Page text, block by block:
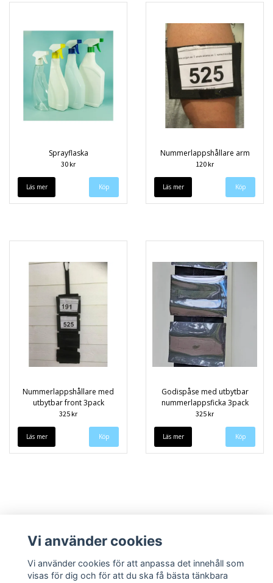
Sprayflaska
30 kr
Läs mer
Nummerlappshållare arm
120 kr
Läs mer Köp
Nummerlappshållare med
utbytbar front 3pack
325 kr
Läs mer Köp
Godispåse med utbytbar
nummerlappsficka 3pack
325 kr
Läs mer Köp
Vi använder cookies
Vi använder cookies för att anpassa det innehåll som
visas för dig och för att du ska få bästa tänkbara